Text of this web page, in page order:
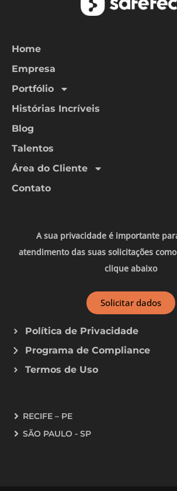
Home
Empresa
Portfólio
Histórias Incríveis
Blog
Talentos
Área do Cliente
Contato
A sua privacidade é importante
atendimento das suas solicitações
clique abaixo
Solicitar dados
Política de Privacidade
Programa de Compliance
Termos de Uso
RECIFE – PE
SÃO PAULO - SP